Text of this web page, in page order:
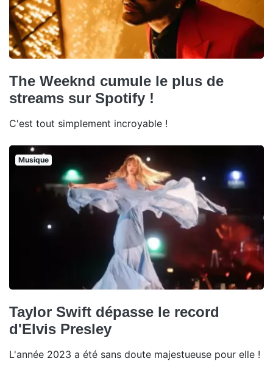
The Weeknd cumule le plus de
streams sur Spotify !
C'est tout simplement incroyable !
Musique
Taylor Swift dépasse le record
d'Elvis Presley
L'année 2023 a été sans doute majestueuse pour elle !